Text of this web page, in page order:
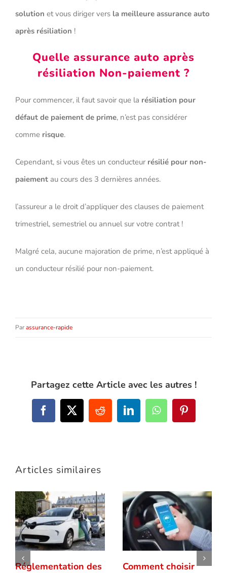
solution et vous diriger vers la meilleure assurance auto
après résiliation !
Quelle assurance auto après
résiliation Non-paiement ?
Pour commencer, il faut savoir que la résiliation pour
défaut de paiement de prime, n’est pas considérer
comme risque.
Cependant, si vous êtes un conducteur résilié pour non-
paiement au cours des 3 dernières années.
l’assureur a le droit d’appliquer des clauses de paiement
trimestriel, semestriel ou annuel sur votre contrat !
Malgré cela, aucune majoration de prime, n’est appliqué à
un conducteur résilié pour non-paiement.
Parassurance-rapide
Partagez cette Article avec les autres !
Facebook
X RedditLinkedInWhatsAppPinterest
Articles similaires
Réglementation des
Comment choisir